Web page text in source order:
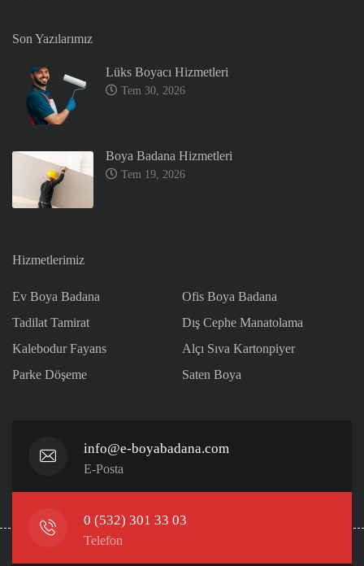
Son Yazılarımız
Lüks Boyacı Hizmetleri
Tem 30, 2026
Boya Badana Hizmetleri
Tem 19, 2026
Hizmetlerimiz
Ev Boya Badana
Ofis Boya Badana
Tadilat Tamirat
Dış Cephe Manatolama
Kalebodur Fayans
Alçı Sıva Kartonpiyer
Parke Döşeme
Saten Boya
info@e-boyabadana.com
E-Posta
0 (532) 301 33 03
Telefon